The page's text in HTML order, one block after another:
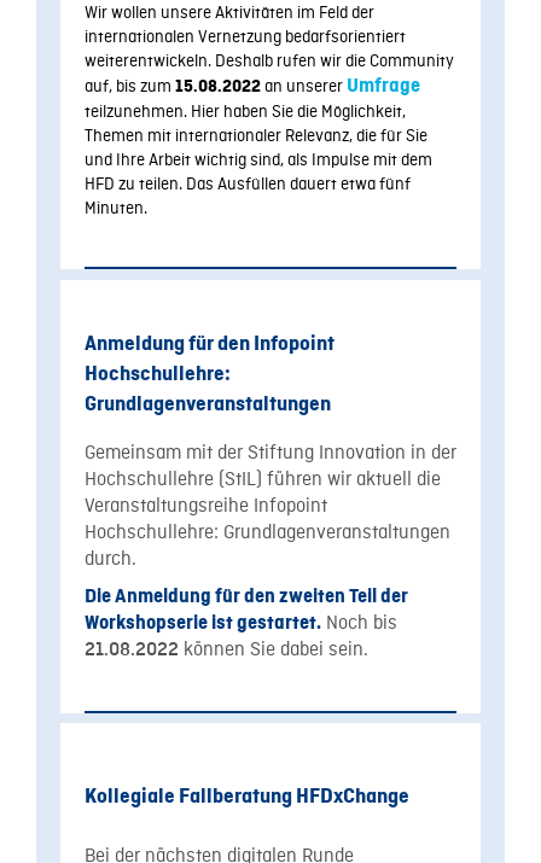
Wir wollen unsere Aktivitäten im Feld der
internationalen Vernetzung bedarfsorientiert
weiterentwickeln. Deshalb rufen wir die Community
auf, bis zum 15.08.2022 an unserer Umfrage
teilzunehmen. Hier haben Sie die Möglichkeit,
Themen mit internationaler Relevanz, die für Sie
und Ihre Arbeit wichtig sind, als Impulse mit dem
HFD zu teilen. Das Ausfüllen dauert etwa fünf
Minuten.
Anmeldung für den Infopoint
Hochschullehre:
Grundlagenveranstaltungen
Gemeinsam mit der Stiftung Innovation in der
Hochschullehre (StIL) führen wir aktuell die
Veranstaltungsreihe Infopoint
Hochschullehre: Grundlagenveranstaltungen
durch.
Die Anmeldung für den zweiten Teil der
Workshopserie ist gestartet. Noch bis
21.08.2022 können Sie dabei sein.
Kollegiale Fallberatung HFDxChange
Bei der nächsten digitalen Runde